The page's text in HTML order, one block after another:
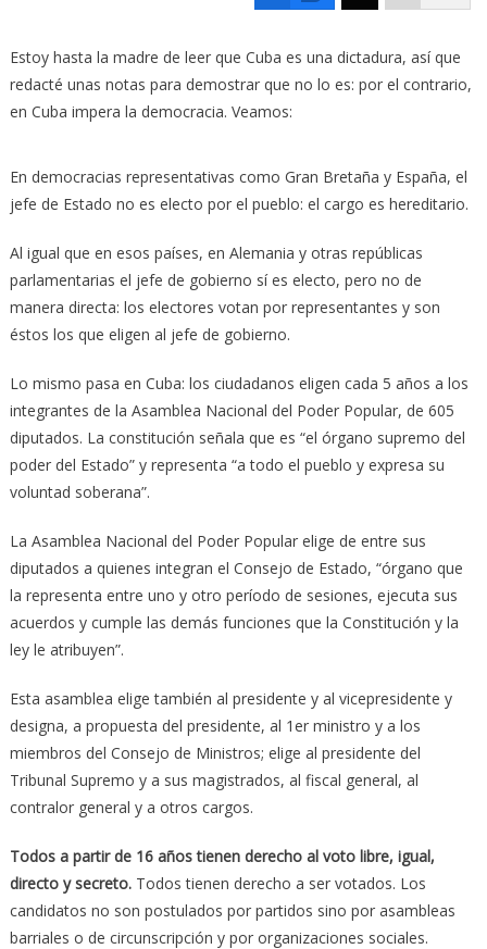
Estoy hasta la madre de leer que Cuba es una dictadura, así que
redacté unas notas para demostrar que no lo es: por el contrario,
en Cuba impera la democracia. Veamos:
En democracias representativas como Gran Bretaña y España, el
jefe de Estado no es electo por el pueblo: el cargo es hereditario.
Al igual que en esos países, en Alemania y otras repúblicas
parlamentarias el jefe de gobierno sí es electo, pero no de
manera directa: los electores votan por representantes y son
éstos los que eligen al jefe de gobierno.
Lo mismo pasa en Cuba: los ciudadanos eligen cada 5 años a los
integrantes de la Asamblea Nacional del Poder Popular, de 605
diputados. La constitución señala que es “el órgano supremo del
poder del Estado” y representa “a todo el pueblo y expresa su
voluntad soberana”.
La Asamblea Nacional del Poder Popular elige de entre sus
diputados a quienes integran el Consejo de Estado, “órgano que
la representa entre uno y otro período de sesiones, ejecuta sus
acuerdos y cumple las demás funciones que la Constitución y la
ley le atribuyen”.
Esta asamblea elige también al presidente y al vicepresidente y
designa, a propuesta del presidente, al 1er ministro y a los
miembros del Consejo de Ministros; elige al presidente del
Tribunal Supremo y a sus magistrados, al fiscal general, al
contralor general y a otros cargos.
Todos a partir de 16 años tienen derecho al voto libre, igual,
directo y secreto.Todos tienen derecho a ser votados. Los
candidatos no son postulados por partidos sino por asambleas
barriales o de circunscripción y por organizaciones sociales.